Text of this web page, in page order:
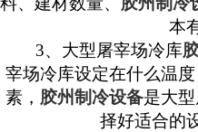
本
3、大型屠宰场冷库
宰场冷库设定在什么温
素， 胶州制冷设备是大
择好适合的